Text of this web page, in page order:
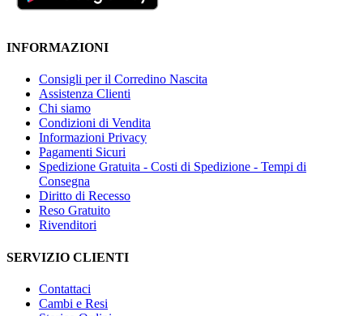
INFORMAZIONI
Consigli per il Corredino Nascita
Assistenza Clienti
Chi siamo
Condizioni di Vendita
Informazioni Privacy
Pagamenti Sicuri
Spedizione Gratuita - Costi di Spedizione - Tempi di
Consegna
Diritto di Recesso
Reso Gratuito
Rivenditori
SERVIZIO CLIENTI
Contattaci
Cambi e Resi